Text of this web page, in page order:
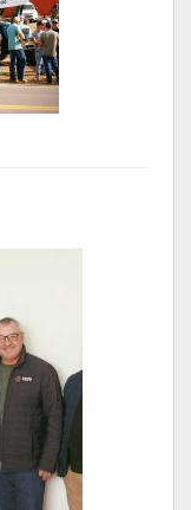
Alfredo Sachser
Cruz